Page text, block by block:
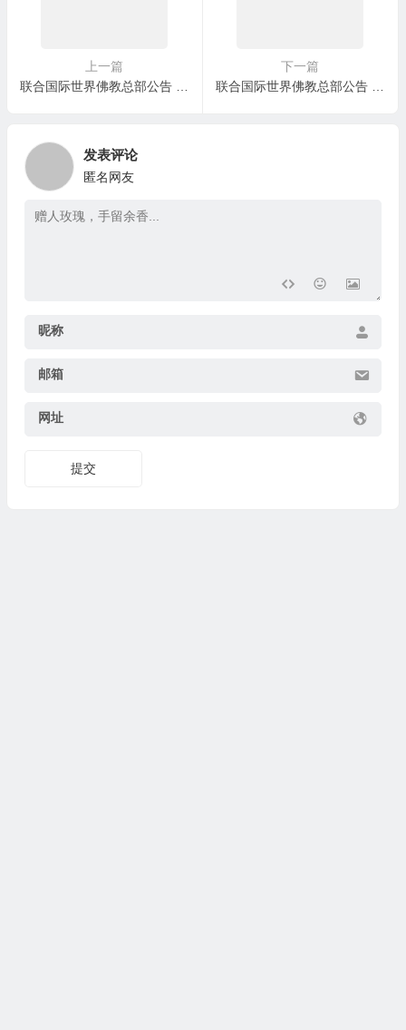
上一篇
联合国际世界佛教总部公告 （公告字第20160114号） 不看公告的报应
下一篇
联合国际世界佛教总部公告 （公告字第20170101号） 圣考结果公布
发表评论
匿名网友
昵称
邮箱
网址
提交